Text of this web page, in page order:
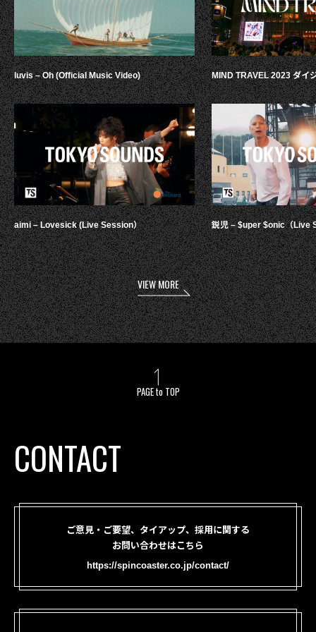
luvis – Oh (Official Music Video)
aimi – Lovesick (Live Session）
MIND TRAVEL 2023 ダイ
鋭児 – $uper $onic（Live
VIEW MORE
PAGE to TOP
CONTACT
ご意見・ご要望、タイアップ、採用に関する
お問い合わせはこちら
https://spincoaster.co.jp/contact/